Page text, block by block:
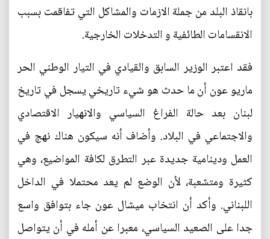
بانقاذ البلد من جملة الازمات والمشاكل التي تفاقمت بسبب
الانقسامات الطائفية و التدخلات الخارجية.
فقد اعتبر الوزير السابق والقيادي في التيار الوطني الحر
ماريو عون أن ما حدث هو شيء تاريخي يسجل في تاريخ
لبنان بعد حالة الفراغ السياسي والانهيار الاقتصادي
والاجتماعي في البلاد. وأضاف أنه سيكون هناك نهج في
العمل ودينامية جديدة عبر التطرق لكافة المواضيع، وهي
كثيرة ومتشعبة، لأن الوضع لم يعد محتملا في الداخل
اللبناني. وأكد أن انتخاب ميشال عون جاء بتوافق واسع
جدا على الصعيد السياسي، معبرا عن أمله في أن يتواصل